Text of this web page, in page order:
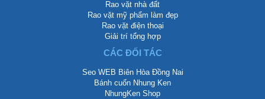
Rao vặt nhà đất
Rao vặt mỹ phẩm làm đẹp
Rao vặt điện thoại
Giải trí tổng hợp
CÁC ĐỐI TÁC
Seo WEB Biên Hòa Đồng Nai
Bánh cuốn Nhung Ken
NhungKen Shop